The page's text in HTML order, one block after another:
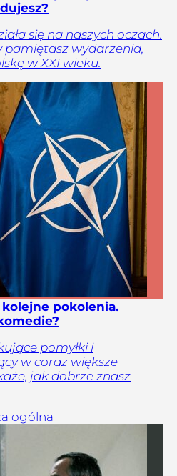
się na naszych oczach.
pamiętasz wydarzenia,
w XXI wieku.
pokolenia.
pomyłki i
w coraz większe
jak dobrze znasz
ogólna